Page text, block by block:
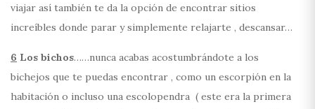
viajar así también te da la opción de encontrar sitios
increíbles donde parar y simplemente relajarte , descansar…
6 Los bichos……nunca acabas acostumbrándote a los
bichejos que te puedas encontrar , como un escorpión en la
habitación o incluso una escolopendra ( este era la primera